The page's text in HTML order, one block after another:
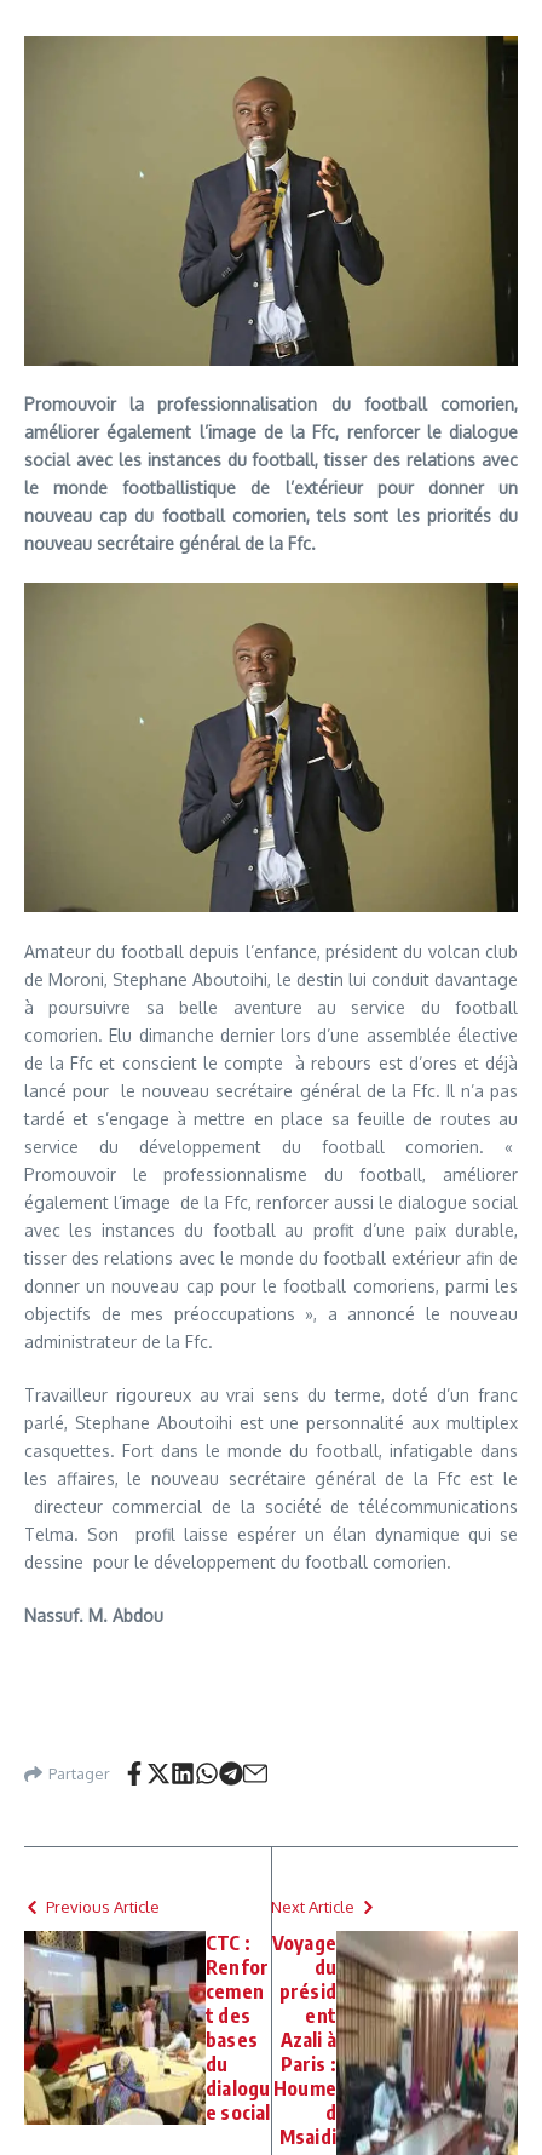
Promouvoir la professionnalisation du football comorien,
améliorer également l’image de la Ffc, renforcer le dialogue
social avec les instances du football, tisser des relations avec
le monde footballistique de l’extérieur pour donner un
nouveau cap du football comorien, tels sont les priorités du
nouveau secrétaire général de la Ffc.
Amateur du football depuis l’enfance, président du volcan club
de Moroni, Stephane Aboutoihi, le destin lui conduit davantage
à poursuivre sa belle aventure au service du football
comorien. Elu dimanche dernier lors d’une assemblée élective
de la Ffc et conscient le compte à rebours est d’ores et déjà
lancé pour le nouveau secrétaire général de la Ffc. Il n’a pas
tardé et s’engage à mettre en place sa feuille de routes au
service du développement du football comorien. «
Promouvoir le professionnalisme du football, améliorer
également l’image de la Ffc, renforcer aussi le dialogue social
avec les instances du football au profit d’une paix durable,
tisser des relations avec le monde du football extérieur afin de
donner un nouveau cap pour le football comoriens, parmi les
objectifs de mes préoccupations », a annoncé le nouveau
administrateur de la Ffc.
Travailleur rigoureux au vrai sens du terme, doté d’un franc
parlé, Stephane Aboutoihi est une personnalité aux multiplex
casquettes. Fort dans le monde du football, infatigable dans
les affaires, le nouveau secrétaire général de la Ffc est le
directeur commercial de la société de télécommunications
Telma. Son profil laisse espérer un élan dynamique qui se
dessine pour le développement du football comorien.
Nassuf. M. Abdou
Partager
Previous Article
CTC :
Renfor
cemen
t des
bases
du
dialogu
e social
Next Article
Voyage
du
présid
ent
Azali à
Paris :
Houme
d
Msaidi